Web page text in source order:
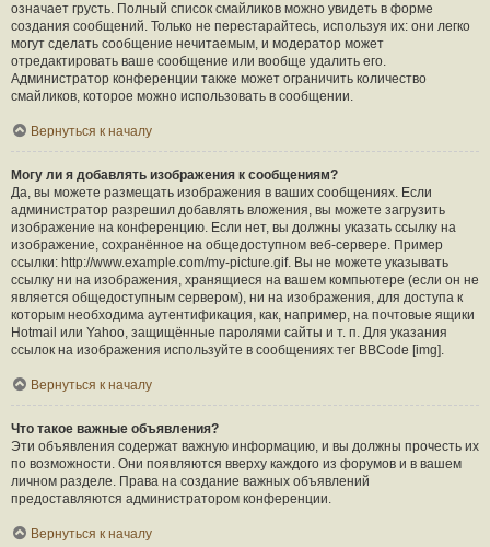
означает грусть. Полный список смайликов можно увидеть в форме
создания сообщений. Только не перестарайтесь, используя их: они легко
могут сделать сообщение нечитаемым, и модератор может
отредактировать ваше сообщение или вообще удалить его.
Администратор конференции также может ограничить количество
смайликов, которое можно использовать в сообщении.
Вернуться к началу
Могу ли я добавлять изображения к сообщениям?
Да, вы можете размещать изображения в ваших сообщениях. Если
администратор разрешил добавлять вложения, вы можете загрузить
изображение на конференцию. Если нет, вы должны указать ссылку на
изображение, сохранённое на общедоступном веб-сервере. Пример
ссылки: http://www.example.com/my-picture.gif. Вы не можете указывать
ссылку ни на изображения, хранящиеся на вашем компьютере (если он не
является общедоступным сервером), ни на изображения, для доступа к
которым необходима аутентификация, как, например, на почтовые ящики
Hotmail или Yahoo, защищённые паролями сайты и т. п. Для указания
ссылок на изображения используйте в сообщениях тег BBCode [img].
Вернуться к началу
Что такое важные объявления?
Эти объявления содержат важную информацию, и вы должны прочесть их
по возможности. Они появляются вверху каждого из форумов и в вашем
личном разделе. Права на создание важных объявлений
предоставляются администратором конференции.
Вернуться к началу